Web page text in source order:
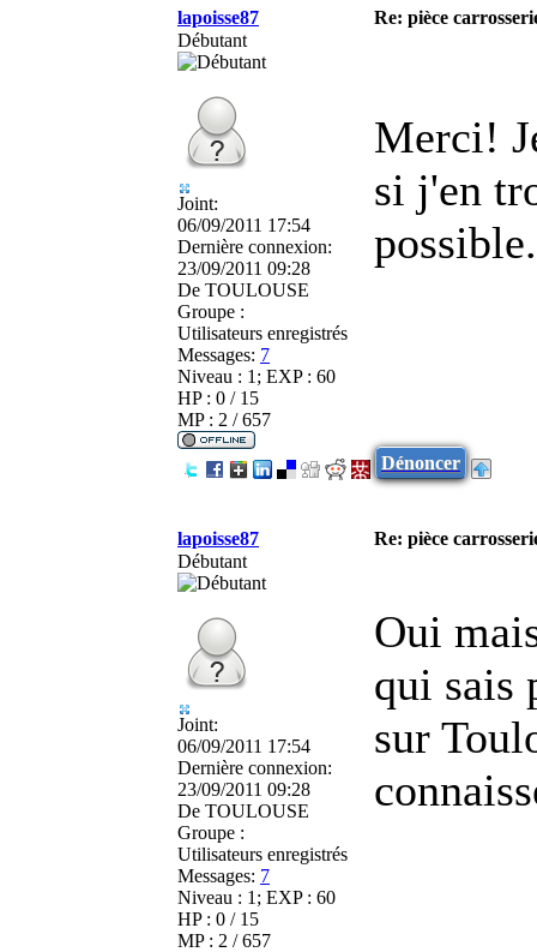
lapoisse87
Re: pièce
Débutant
Joint:
06/09/2011 17:54
Dernière connexion:
23/09/2011 09:28
De TOULOUSE
Groupe :
Utilisateurs enregistrés
Messages: 7
Niveau : 1; EXP : 60
HP : 0 / 15
MP : 2 / 657
Merci!
si j'en
possible.
Dénoncer
lapoisse87
Re: pièce
Débutant
Joint:
06/09/2011 17:54
Dernière connexion:
23/09/2011 09:28
De TOULOUSE
Groupe :
Utilisateurs enregistrés
Messages: 7
Niveau : 1; EXP : 60
HP : 0 / 15
MP : 2 / 657
Oui
qui sais
sur